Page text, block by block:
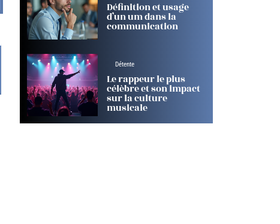
Définition et usage
d’un um dans la
communication
Détente
Le rappeur le plus
célèbre et son impact
sur la culture
musicale